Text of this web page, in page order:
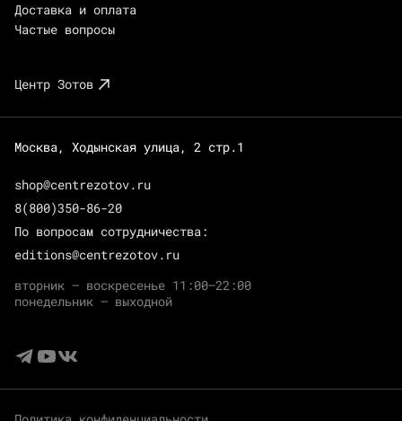
Доставка и оплата
Частые вопросы
Центр Зотов
Москва, Ходынская улица, 2 стр.1
shop@centrezotov.ru
8(800)350-86-20
По вопросам сотрудничества:
editions@centrezotov.ru
вторник — воскресенье 11:00–22:00
понедельник — выходной